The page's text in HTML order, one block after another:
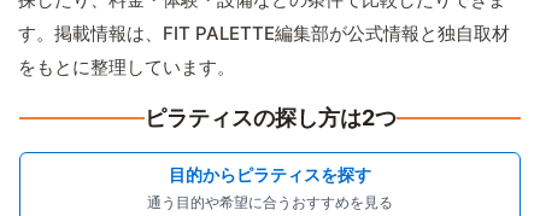
す。掲載情報は、FIT PALETTE編集部が公式情報と独自取材
をもとに整理しています。
ピラティスの探し方は2つ
目的からピラティスを探す
通う目的や希望に合うおすすめを見る